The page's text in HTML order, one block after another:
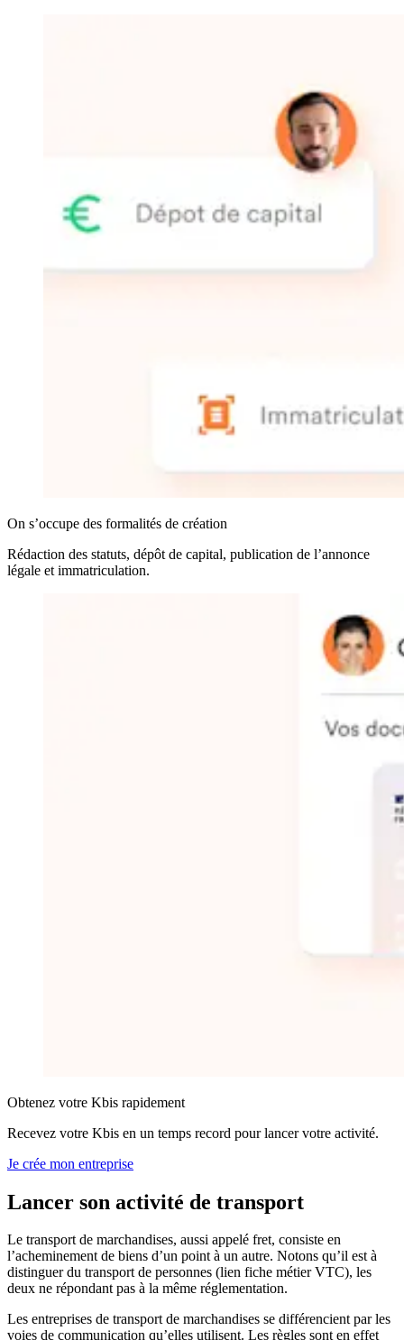
On s’occupe des formalités de création
Rédaction des statuts, dépôt de capital, publication de l’annonce
légale et immatriculation.
Obtenez votre Kbis rapidement
Recevez votre Kbis en un temps record pour lancer votre activité.
Je crée mon entreprise
Lancer son activité de transport
Le transport de marchandises, aussi appelé fret, consiste en
l’acheminement de biens d’un point à un autre. Notons qu’il est à
distinguer du transport de personnes (lien fiche métier VTC), les
deux ne répondant pas à la même réglementation.
Les entreprises de transport de marchandises se différencient par les
voies de communication qu’elles utilisent. Les règles sont en effet